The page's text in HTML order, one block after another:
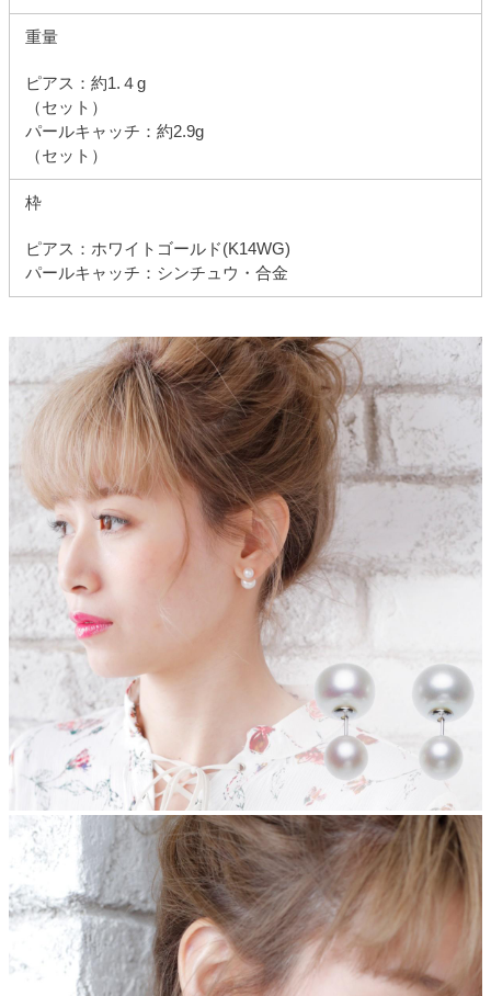
重量
ピアス：約1.４g
（セット）
パールキャッチ：約2.9g
（セット）
枠
ピアス：ホワイトゴールド(K14WG)
パールキャッチ：シンチュウ・合金